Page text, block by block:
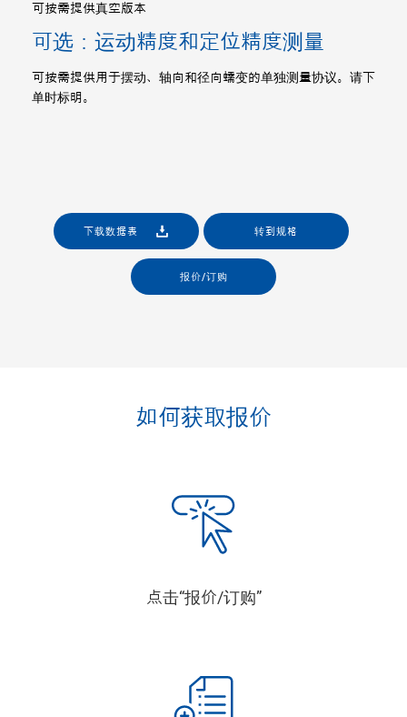
可按需提供真空版本
可选：运动精度和定位精度测量
可按需提供用于摆动、轴向和径向蠕变的单独测量协议。请下
单时标明。
下载数据表 转到规格
报价/订购
如何获取报价
点击“报价/订购”